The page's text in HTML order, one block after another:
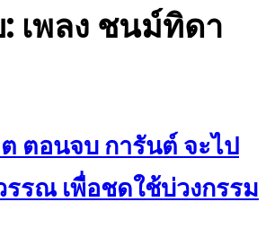
เพลง ชนม์ทิดา
ตอนจบ การันต์ จะไป
รณ เพื่อชดใช้บ่วงกรรม